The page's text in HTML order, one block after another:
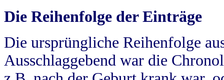
Die Reihenfolge der Einträge
Die ursprüngliche Reihenfolge
Ausschlaggebend war die